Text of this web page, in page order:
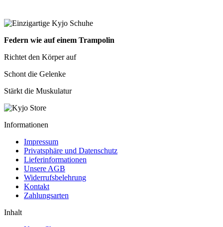
Federn wie auf einem Trampolin
Richtet den Körper auf
Schont die Gelenke
Stärkt die Muskulatur
Informationen
Impressum
Privatsphäre und Datenschutz
Lieferinformationen
Unsere AGB
Widerrufsbelehrung
Kontakt
Zahlungsarten
Inhalt